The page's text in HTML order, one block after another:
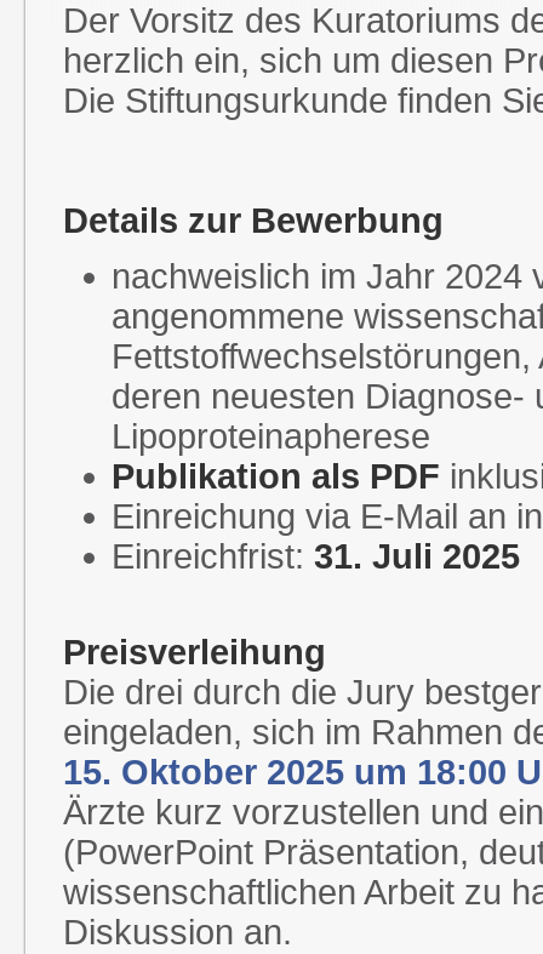
Der Vorsitz des Kuratoriums
herzlich ein, sich um diesen
Die Stiftungsurkunde finden
Details zur Bewerbung
nachweislich im Jahr 2024
angenommene
deren neuesten Diagnose-
Lipoproteinapherese
Publikation als PDF
Einreichung via E-Mail an
Einreichfrist:31. Juli 2025
Preisverleihung
Die drei durch die Jury
eingeladen, sich im Rahmen
15. Oktober 2025 um 18:00
Ärzte kurz vorzustellen und
(PowerPoint Präsentation,
wissenschaftlichen Arbeit zu
Diskussion an.